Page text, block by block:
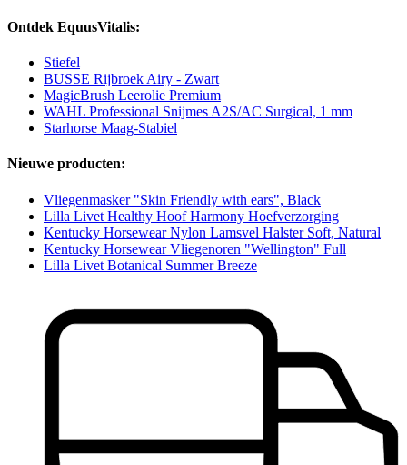
Ontdek EquusVitalis:
Stiefel
BUSSE Rijbroek Airy - Zwart
MagicBrush Leerolie Premium
WAHL Professional Snijmes A2S/AC Surgical, 1 mm
Starhorse Maag-Stabiel
Nieuwe producten:
Vliegenmasker "Skin Friendly with ears", Black
Lilla Livet Healthy Hoof Harmony Hoefverzorging
Kentucky Horsewear Nylon Lamsvel Halster Soft, Natural
Kentucky Horsewear Vliegenoren "Wellington" Full
Lilla Livet Botanical Summer Breeze